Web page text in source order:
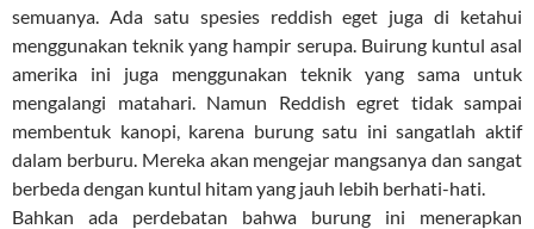
semuanya. Ada satu spesies reddish eget juga di ketahui
menggunakan teknik yang hampir serupa. Buirung kuntul asal
amerika ini juga menggunakan teknik yang sama untuk
mengalangi matahari. Namun Reddish egret tidak sampai
membentuk kanopi, karena burung satu ini sangatlah aktif
dalam berburu. Mereka akan mengejar mangsanya dan sangat
berbeda dengan kuntul hitam yang jauh lebih berhati-hati.
Bahkan ada perdebatan bahwa burung ini menerapkan